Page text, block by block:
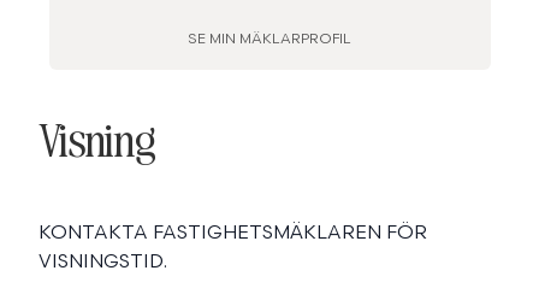
SE MIN MÄKLARPROFIL
Visning
KONTAKTA FASTIGHETSMÄKLAREN FÖR
VISNINGSTID.